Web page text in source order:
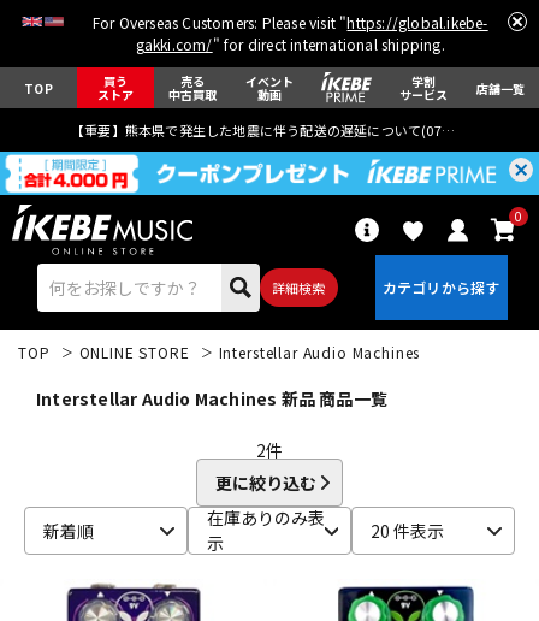
For Overseas Customers: Please visit "https://global.ikebe-
gakki.com/" for direct international shipping.
TOP 買う
ストア
売る
中古買取
イベント
動画
学割
サービス 店舗一覧
【重要】熊本県で発生した地震に伴う配送の遅延について(07月29日
詳細検索
0
TOP ONLINE STORE Interstellar Audio Machines
Interstellar Audio Machines 新品 商品一覧
2件
更に絞り込む
新着順
在庫ありのみ表
示
20 件表示